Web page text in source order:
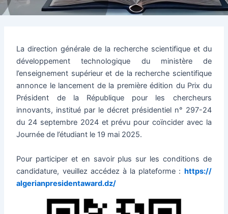
La direction générale de la recherche scientifique et du
développement technologique du ministère de
l’enseignement supérieur et de la recherche scientifique
annonce le lancement de la première édition du Prix du
Président de la République pour les chercheurs
innovants, institué par le décret présidentiel n° 297-24
du 24 septembre 2024 et prévu pour coïncider avec la
Journée de l’étudiant le 19 mai 2025.
Pour participer et en savoir plus sur les conditions de
candidature, veuillez accédez à la plateforme : https://
algerianpresidentaward.dz/